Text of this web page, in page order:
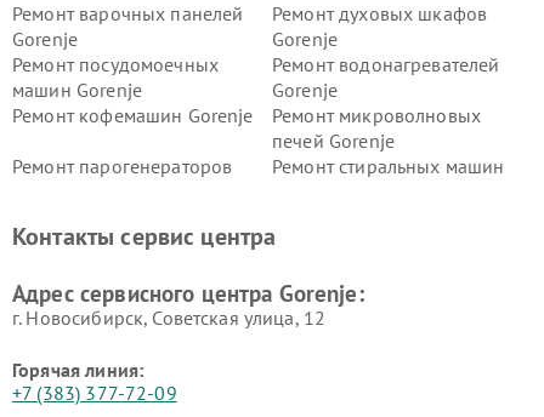
Ремонт варочных панелей
Gorenje
Ремонт духовых шкафов
Gorenje
Ремонт посудомоечных
машин Gorenje
Ремонт водонагревателей
Gorenje
Ремонт кофемашин Gorenje
Ремонт микроволновых
печей Gorenje
Ремонт парогенераторов
Ремонт стиральных машин
Контакты сервис центра
Адрес сервисного центра Gorenje:
г. Новосибирск, Советская улица, 12
Горячая линия:
+7 (383) 377-72-09